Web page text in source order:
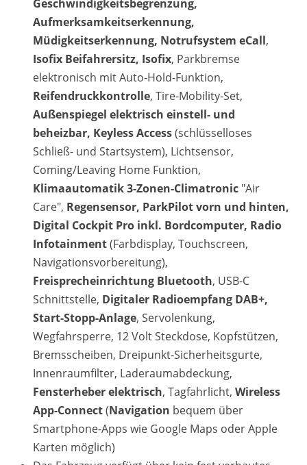
Geschwindigkeitsbegrenzung,
Aufmerksamkeitserkennung,
Müdigkeitserkennung, Notrufsystem eCall,
Isofix Beifahrersitz, Isofix, Parkbremse
elektronisch mit Auto-Hold-Funktion,
Reifendruckkontrolle, Tire-Mobility-Set,
Außenspiegel elektrisch einstell- und
beheizbar, Keyless Access(schlüsselloses
Schließ- und Startsystem), Lichtsensor,
Coming/Leaving Home Funktion,
Klimaautomatik 3-Zonen-Climatronic "Air
Care", Regensensor, ParkPilot vorn und hinten,
Digital Cockpit Pro inkl. Bordcomputer, Radio
Infotainment(Farbdisplay, Touchscreen,
Navigationsvorbereitung),
Freisprecheinrichtung Bluetooth, USB-C
Schnittstelle, Digitaler Radioempfang DAB+,
Start-Stopp-Anlage, Servolenkung,
Wegfahrsperre, 12 Volt Steckdose, Kopfstützen,
Bremsscheiben, Dreipunkt-Sicherheitsgurte,
Innenraumfilter, Laderaumabdeckung,
Fensterheber elektrisch, Tagfahrlicht, Wireless
App-Connect(Navigation bequem über
Smartphone-Apps wie Google Maps oder Apple
Karten möglich)